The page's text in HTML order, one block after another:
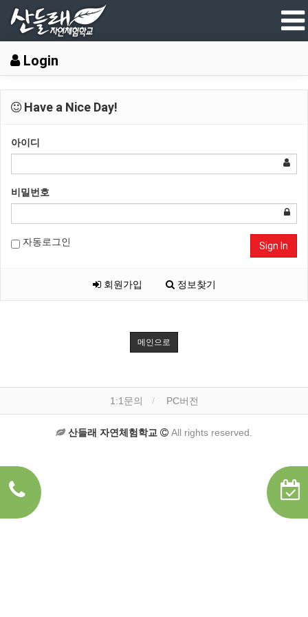
Login
Have a Nice Day!
아이디
비밀번호
자동로그인 Sign In
회원가입 정보찾기
메인으로
1:1문의 PC버전
산들래 자연체험학교 All rights reserved.